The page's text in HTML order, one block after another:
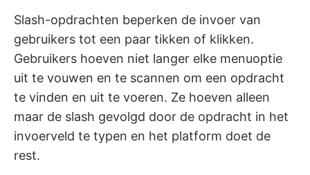
Slash-opdrachten beperken de invoer van
gebruikers tot een paar tikken of klikken.
Gebruikers hoeven niet langer elke menuoptie
uit te vouwen en te scannen om een opdracht
te vinden en uit te voeren. Ze hoeven alleen
maar de slash gevolgd door de opdracht in het
invoerveld te typen en het platform doet de
rest.